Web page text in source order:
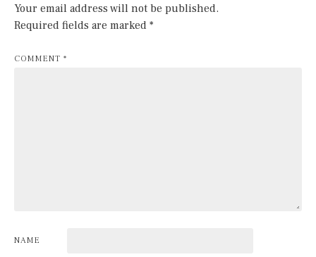
Your email address will not be published.
Required fields are marked *
COMMENT *
NAME